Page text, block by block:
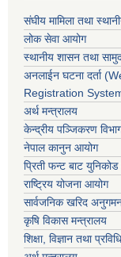
संघीय मामिला तथा
लोक सेवा आयोग
स्थानीय शासन तथा
अनलाईन घटना दर्ता
Registration
अर्थ मन्त्रालय
केन्द्रीय पञ्जिकरण
नेपाल कानुन आयोग
प्रिती फन्ट बाट युनिकोड
राष्ट्रिय योजना आयोग
सार्वजनिक खरिद
कृषि विकास मन्त्रालय
शिक्षा, विज्ञान तथा